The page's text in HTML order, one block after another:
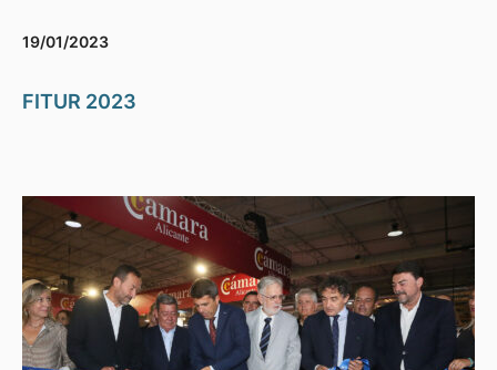
19/01/2023
FITUR 2023